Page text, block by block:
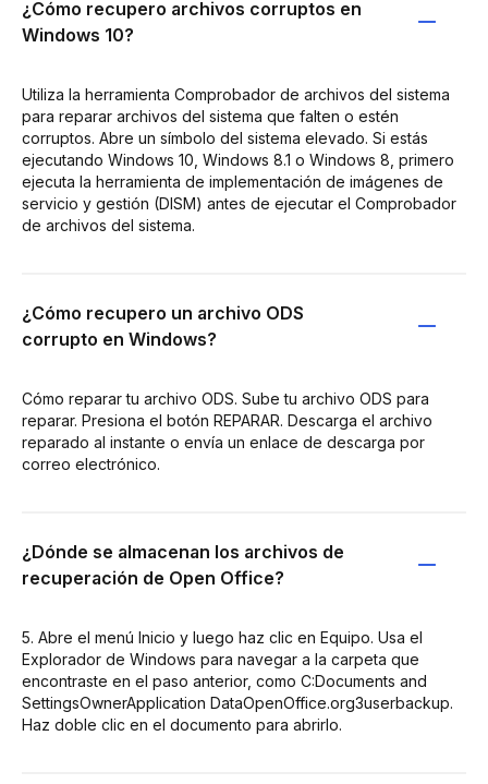
¿Cómo recupero archivos corruptos en
Windows 10?
Utiliza la herramienta Comprobador de archivos del sistema
para reparar archivos del sistema que falten o estén
corruptos. Abre un símbolo del sistema elevado. Si estás
ejecutando Windows 10, Windows 8.1 o Windows 8, primero
ejecuta la herramienta de implementación de imágenes de
servicio y gestión (DISM) antes de ejecutar el Comprobador
de archivos del sistema.
¿Cómo recupero un archivo ODS
corrupto en Windows?
Cómo reparar tu archivo ODS. Sube tu archivo ODS para
reparar. Presiona el botón REPARAR. Descarga el archivo
reparado al instante o envía un enlace de descarga por
correo electrónico.
¿Dónde se almacenan los archivos de
recuperación de Open Office?
5. Abre el menú Inicio y luego haz clic en Equipo. Usa el
Explorador de Windows para navegar a la carpeta que
encontraste en el paso anterior, como C:Documents and
SettingsOwnerApplication DataOpenOffice.org3userbackup.
Haz doble clic en el documento para abrirlo.